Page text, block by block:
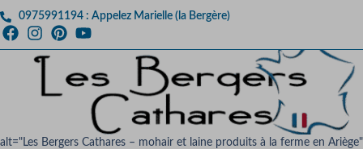
0975991194 : Appelez Marielle (la Bergère)
alt="Les Bergers Cathares – mohair et laine produits à la ferme en Ariège"